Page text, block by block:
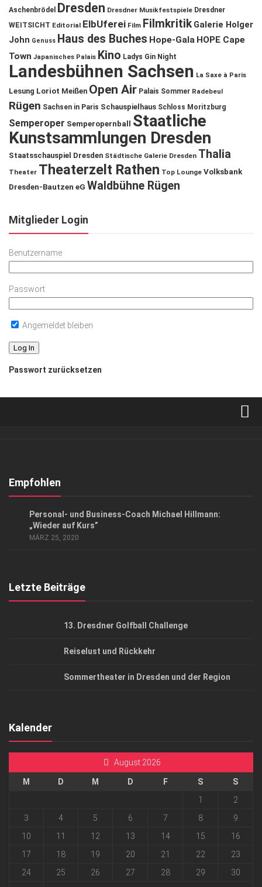
Aschenbrödel
Dresden Dresdner Musikfestspiele Dresdner
WEITSICHT Editorial ElbUferei Film Filmkritik Galerie Holger
John Genuss Haus des Buches Hope-Gala HOPE Cape
Town Japanisches Palais Kino Ladys Gin Night
Landesbühnen Sachsen La Saxe à Paris
Lesung Loriot Meißen Open Air Palais Sommer Radebeul
Rügen Sachsen in Paris Schauspielhaus Schloss Moritzburg
Semperoper Semperopernball
Staatliche
Kunstsammlungen Dresden
Staatsschauspiel Dresden Städtische Galerie Dresden Thalia
Theater Theaterzelt Rathen Top Lounge Volksbank
Dresden-Bautzen eG Waldbühne Rügen
Mitglieder Login
Benutzername
Passwort
Angemeldet bleiben
Passwort zurücksetzen
Kontakt, Impressum
Empfohlen
Personal- und Business-Coach Michael Hillmann:
„Wieder auf Kurs”
MÄRZ 25, 2020
Letzte Beiträge
13. Dresdner Golfball Challenge
Reiselust und Rückkehr
Sommertheater in Dresden und der Region
Kalender
August 2026
M D M D F S
S
1
2
3
4 5 6 7 8
9
10
11 12 13 14 15
16
17
18 19 20 21 22
23
24
25 26 27 28 29
30